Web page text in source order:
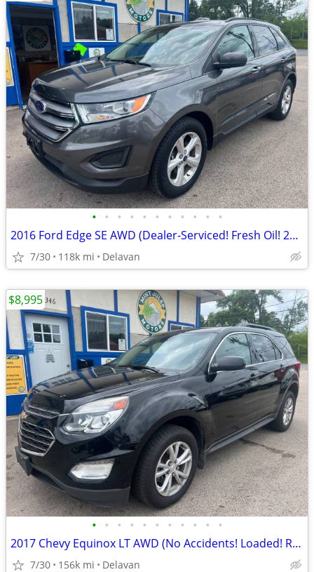
• • • • • • • • • • •
2016 Ford Edge SE AWD (Dealer-Serviced! Fresh Oil! 28 mpg/hwy!)
7/30 118k mi Delavan
• • • • • • • • • • •
2017 Chevy Equinox LT AWD (No Accidents! Loaded! Remote Start!)
7/30 156k mi Delavan
$8,995